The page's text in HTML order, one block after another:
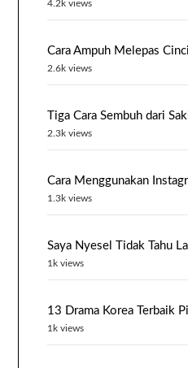
4.2k views
Cara Ampuh Melepas
2.6k views
Tiga Cara Sembuh dari
2.3k views
Cara Menggunakan
1.3k views
Saya Nyesel Tidak Tahu
1k views
13 Drama Korea Terbaik
1k views